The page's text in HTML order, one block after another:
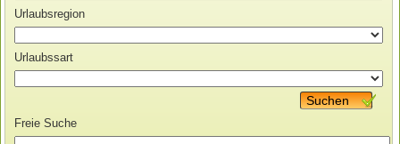
Urlaubsregion
Urlaubssart
Suchen
Freie Suche